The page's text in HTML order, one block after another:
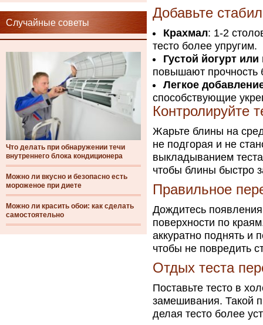
Случайные советы
Что делать при обнаружении течи
внутреннего блока кондиционера
Можно ли вкусно и безопасно есть
мороженое при диете
Можно ли красить обои: как сделать
самостоятельно
Добавьте
Крахмал: 1-2
тесто более упругим.
Густой йогурт
повышают прочность
Легкое
способствующие
Контролируйте
Жарьте блины на
не подгорая и не
выкладыванием
чтобы блины быстро
Правильное
Дождитесь
поверхности по
аккуратно поднять и
чтобы не повредить
Отдых теста
Поставьте тесто в
замешивания. Такой
делая тесто более